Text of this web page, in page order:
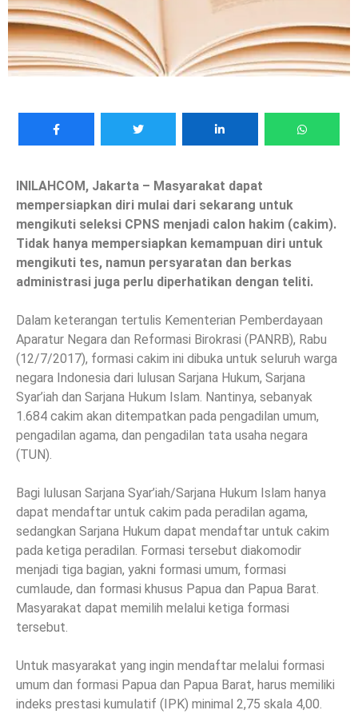
INILAHCOM, Jakarta – Masyarakat dapat
mempersiapkan diri mulai dari sekarang untuk
mengikuti seleksi CPNS menjadi calon hakim (cakim).
Tidak hanya mempersiapkan kemampuan diri untuk
mengikuti tes, namun persyaratan dan berkas
administrasi juga perlu diperhatikan dengan teliti.
Dalam keterangan tertulis Kementerian Pemberdayaan
Aparatur Negara dan Reformasi Birokrasi (PANRB), Rabu
(12/7/2017), formasi cakim ini dibuka untuk seluruh warga
negara Indonesia dari lulusan Sarjana Hukum, Sarjana
Syar’iah dan Sarjana Hukum Islam. Nantinya, sebanyak
1.684 cakim akan ditempatkan pada pengadilan umum,
pengadilan agama, dan pengadilan tata usaha negara
(TUN).
Bagi lulusan Sarjana Syar’iah/Sarjana Hukum Islam hanya
dapat mendaftar untuk cakim pada peradilan agama,
sedangkan Sarjana Hukum dapat mendaftar untuk cakim
pada ketiga peradilan. Formasi tersebut diakomodir
menjadi tiga bagian, yakni formasi umum, formasi
cumlaude, dan formasi khusus Papua dan Papua Barat.
Masyarakat dapat memilih melalui ketiga formasi
tersebut.
Untuk masyarakat yang ingin mendaftar melalui formasi
umum dan formasi Papua dan Papua Barat, harus memiliki
indeks prestasi kumulatif (IPK) minimal 2,75 skala 4,00.